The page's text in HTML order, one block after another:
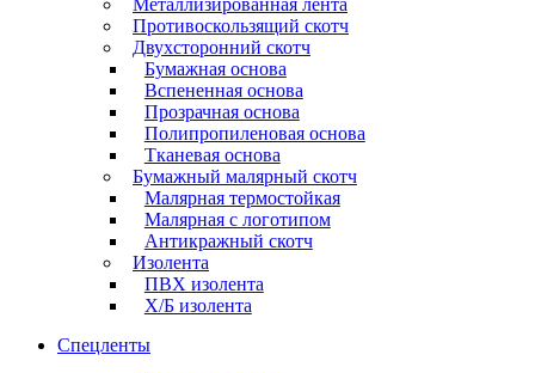
Металлизированная лента
Противоскользящий скотч
Двухсторонний скотч
Бумажная основа
Вспененная основа
Прозрачная основа
Полипропиленовая основа
Тканевая основа
Бумажный малярный скотч
Малярная термостойкая
Малярная с логотипом
Антикражный скотч
Изолента
ПВХ изолента
Х/Б изолента
Спецленты